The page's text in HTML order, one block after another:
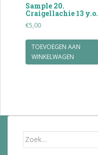
Sample 20.
Craigellachie 13 y.o.
€5,00
TOEVOEGEN AAN
WINKELWAGEN
Zoek